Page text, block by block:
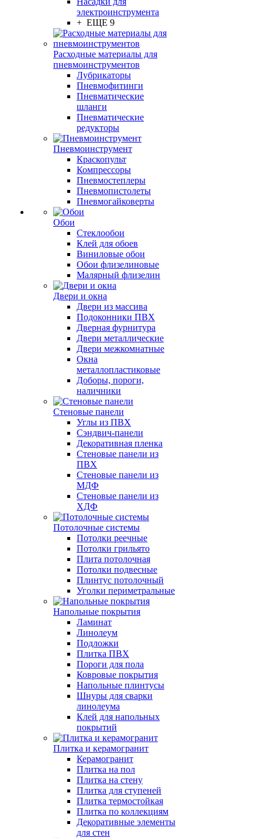
электроинструмента
+ ЕЩЕ 9
Расходные материалы для
пневмоинструментов
Лубрикаторы
Пневмофитинги
Пневматические
шланги
Пневматические
редукторы
Пневмоинструмент
Краскопульт
Компрессоры
Пневмостеплеры
Пневмопистолеты
Пневмогайковерты
Обои
Стеклообои
Клей для обоев
Виниловые обои
Обои флизелиновые
Малярный флизелин
Двери и окна
Двери из массива
Подоконники ПВХ
Дверная фурнитура
Двери металлические
Двери межкомнатные
Окна
металлопластиковые
Доборы, пороги,
наличники
Стеновые панели
Углы из ПВХ
Сэндвич-панели
Декоративная пленка
Стеновые панели из
ПВХ
Стеновые панели из
МДФ
Стеновые панели из
ХДФ
Потолочные системы
Потолки реечные
Потолки грильято
Плита потолочная
Потолки подвесные
Плинтус потолочный
Уголки периметральные
Напольные покрытия
Ламинат
Линолеум
Подложки
Плитка ПВХ
Пороги для пола
Ковровые покрытия
Напольные плинтусы
Шнуры для сварки
линолеума
Клей для напольных
покрытий
Плитка и керамогранит
Керамогранит
Плитка на пол
Плитка на стену
Плитка для ступеней
Плитка термостойкая
Плитка по коллекциям
Декоративные элементы
для стен